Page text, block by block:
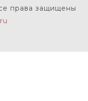
права защищены